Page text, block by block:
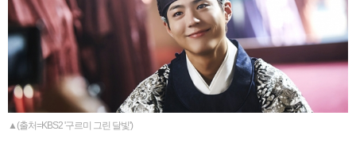
▲(출처=KBS2 '구르미 그린 달빛')